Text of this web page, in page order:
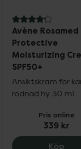
4.2 av 5 i omdöme
Avène Rosamed
Protective
Moisturizing
SPF50+
Ansiktskräm för
rodnad hy 30 ml
Pris online
339 kr
Köp